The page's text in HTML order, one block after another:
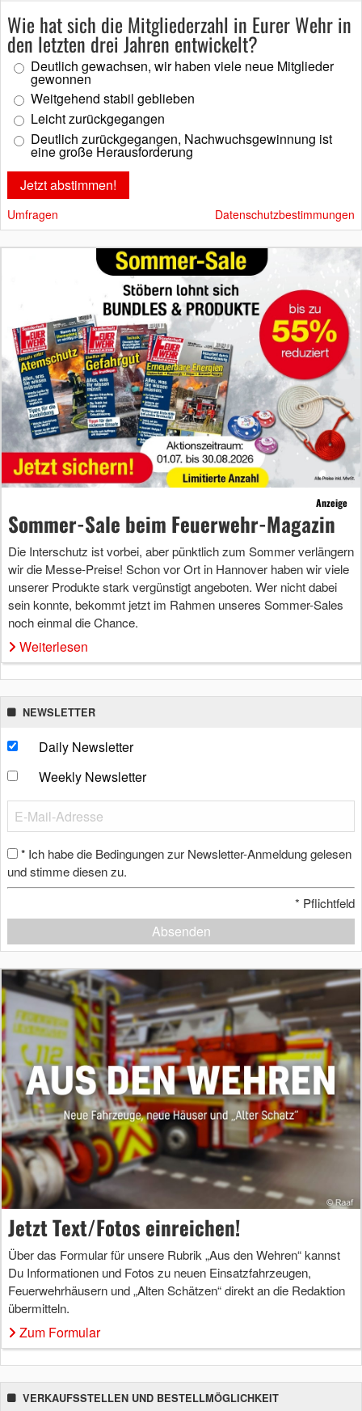
Wie hat sich die Mitgliederzahl in Eurer Wehr in
den letzten drei Jahren entwickelt?
Deutlich gewachsen, wir haben viele neue Mitglieder
gewonnen
Weitgehend stabil geblieben
Leicht zurückgegangen
Deutlich zurückgegangen, Nachwuchsgewinnung ist
eine große Herausforderung
Umfragen Datenschutzbestimmungen
Anzeige
Sommer-Sale beim Feuerwehr-Magazin
Die Interschutz ist vorbei, aber pünktlich zum Sommer verlängern
wir die Messe-Preise! Schon vor Ort in Hannover haben wir viele
unserer Produkte stark vergünstigt angeboten. Wer nicht dabei
sein konnte, bekommt jetzt im Rahmen unseres Sommer-Sales
noch einmal die Chance.
Weiterlesen
NEWSLETTER
Daily Newsletter
Weekly Newsletter
* Ich habe die Bedingungen zur Newsletter-Anmeldung gelesen
und stimme diesen zu.
* Pflichtfeld
Absenden
Jetzt Text/Fotos einreichen!
Über das Formular für unsere Rubrik „Aus den Wehren“ kannst
Du Informationen und Fotos zu neuen Einsatzfahrzeugen,
Feuerwehrhäusern und „Alten Schätzen“ direkt an die Redaktion
übermitteln.
Zum Formular
VERKAUFSSTELLEN UND BESTELLMÖGLICHKEIT